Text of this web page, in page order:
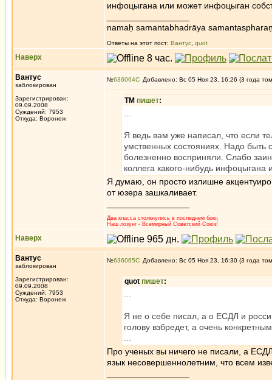
инфоцыгана или может инфоцыган
namaḥ samantabhadrāya
Ответы на этот пост: Вантус quot
Наверх
Вантус
заблокирован
Зарегистрирован:
09.09.2008
Суждений: 7953
Откуда: Воронеж
№636064 Добавлено: Вс 05 Ноя 23, 16:26 (3 года
ТМ пишет:
Я ведь вам уже написал, что если
умственных состояниях. Надо быть
болезненно восприняли. Слабо
коллега какого-нибудь
Я думаю, он просто излишне
от юзера зашкаливает.
Два класса столкнулись в последнем бою;
Наш лозунг - Всемирный Советский Союз!
Наверх
Вантус
заблокирован
Зарегистрирован:
09.09.2008
Суждений: 7953
Откуда: Воронеж
№636065 Добавлено: Вс 05 Ноя 23, 16:30 (3 года
quot пишет:
Я не о себе писал, а о ЕСДЛ и
голову взбредет, а очень
Про ученых вы ничего не писали, а
язык несовершеннолетним, что всем